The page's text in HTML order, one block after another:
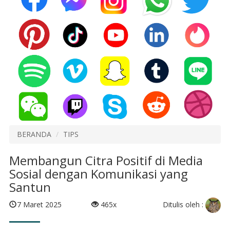
BERANDA TIPS
Membangun Citra Positif di Media
Sosial dengan Komunikasi yang
Santun
7 Maret 2025 465x Ditulis oleh :